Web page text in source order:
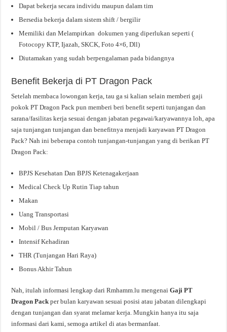
Dapat bekerja secara individu maupun dalam tim
Bersedia bekerja dalam sistem shift / bergilir
Memiliki dan Melampirkan dokumen yang diperlukan seperti (
Fotocopy KTP, Ijazah, SKCK, Foto 4×6, Dll)
Diutamakan yang sudah berpengalaman pada bidangnya
Benefit Bekerja di PT Dragon Pack
Setelah membaca lowongan kerja, tau ga si kalian selain memberi gaji
pokok PT Dragon Pack pun memberi beri benefit seperti tunjangan dan
sarana/fasilitas kerja sesuai dengan jabatan pegawai/karyawannya loh, apa
saja tunjangan tunjangan dan benefitnya menjadi karyawan PT Dragon
Pack? Nah ini beberapa contoh tunjangan-tunjangan yang di berikan PT
Dragon Pack:
BPJS Kesehatan Dan BPJS Ketenagakerjaan
Medical Check Up Rutin Tiap tahun
Makan
Uang Transportasi
Mobil / Bus Jemputan Karyawan
Intensif Kehadiran
THR (Tunjangan Hari Raya)
Bonus Akhir Tahun
Nah, itulah informasi lengkap dari Rmhamm.lu mengenaiGaji PT
Dragon Packper bulan karyawan sesuai posisi atau jabatan dilengkapi
dengan tunjangan dan syarat melamar kerja. Mungkin hanya itu saja
informasi dari kami, semoga artikel di atas bermanfaat.